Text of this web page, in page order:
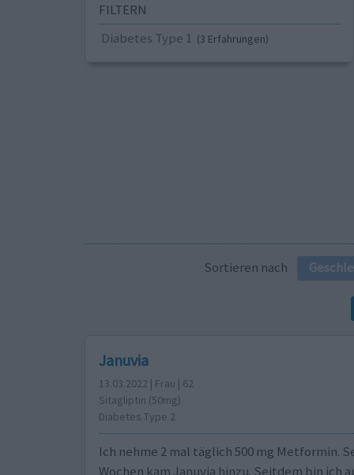
FILTERN
Diabetes Type 1 (3 Erfahrungen)
Sortieren nach
Januvia
13.03.2022 | Frau | 62
Sitagliptin (50mg)
Diabetes Type 2
Ich nehme 2 mal täglich 500 mg Metformin.
Wochen kam Januvia hinzu. Seitdem bin ich